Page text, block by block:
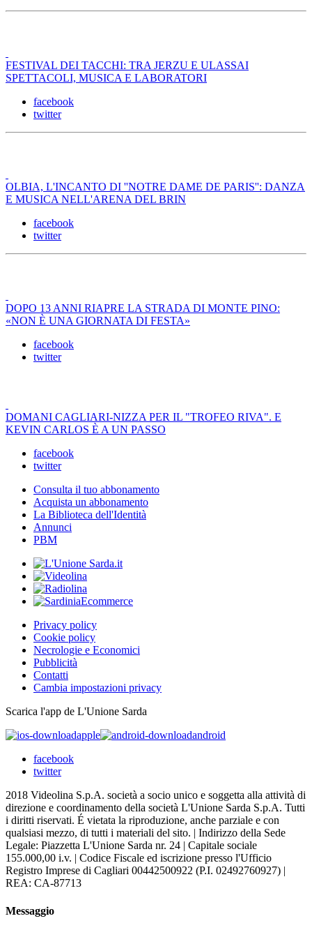
FESTIVAL DEI TACCHI: TRA JERZU E ULASSAI
SPETTACOLI, MUSICA E LABORATORI
facebook
twitter
OLBIA, L'INCANTO DI ''NOTRE DAME DE PARIS'': DANZA
E MUSICA NELL'ARENA DEL BRIN
facebook
twitter
DOPO 13 ANNI RIAPRE LA STRADA DI MONTE PINO:
«NON È UNA GIORNATA DI FESTA»
facebook
twitter
DOMANI CAGLIARI-NIZZA PER IL "TROFEO RIVA". E
KEVIN CARLOS È A UN PASSO
facebook
twitter
Consulta il tuo abbonamento
Acquista un abbonamento
La Biblioteca dell'Identità
Annunci
PBM
Privacy policy
Cookie policy
Necrologie e Economici
Pubblicità
Contatti
Cambia impostazioni privacy
Scarica l'app de L'Unione Sarda
apple
android
facebook
twitter
2018 Videolina S.p.A. società a socio unico e soggetta alla attività di
direzione e coordinamento della società L'Unione Sarda S.p.A. Tutti
i diritti riservati. É vietata la riproduzione, anche parziale e con
qualsiasi mezzo, di tutti i materiali del sito. | Indirizzo della Sede
Legale: Piazzetta L'Unione Sarda nr. 24 | Capitale sociale
155.000,00 i.v. | Codice Fiscale ed iscrizione presso l'Ufficio
Registro Imprese di Cagliari 00442500922 (P.I. 02492760927) |
REA: CA-87713
Messaggio